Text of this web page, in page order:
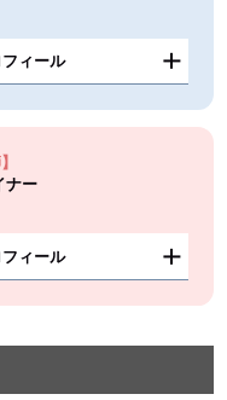
フィール
ナー
フィール